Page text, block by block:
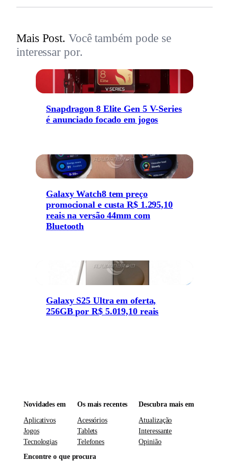
Mais Post. Você também pode se
interessar por.
Snapdragon 8 Elite Gen 5 V-Series
é anunciado focado em jogos
Galaxy Watch8 tem preço
promocional e custa R$ 1.295,10
reais na versão 44mm com
Bluetooth
Galaxy S25 Ultra em oferta,
256GB por R$ 5.019,10 reais
Novidades em
Aplicativos
Jogos
Tecnologias
Os mais recentes
Acessórios
Tablets
Telefones
Descubra mais em
Atualização
Interessante
Opinião
Encontre o que procura